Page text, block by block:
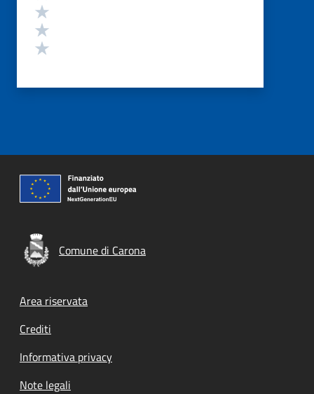
Comune di Carona
Footer menu
Area riservata
Crediti
Informativa privacy
Note legali